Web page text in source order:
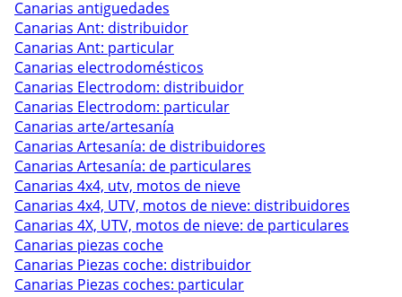
Canarias antiguedades
Canarias Ant: distribuidor
Canarias Ant: particular
Canarias electrodomésticos
Canarias Electrodom: distribuidor
Canarias Electrodom: particular
Canarias arte/artesanía
Canarias Artesanía: de distribuidores
Canarias Artesanía: de particulares
Canarias 4x4, utv, motos de nieve
Canarias 4x4, UTV, motos de nieve: distribuidores
Canarias 4X, UTV, motos de nieve: de particulares
Canarias piezas coche
Canarias Piezas coche: distribuidor
Canarias Piezas coches: particular